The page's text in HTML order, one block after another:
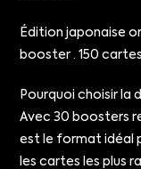
Édition japonaise
booster · 150
Pourquoi choisir la
Avec 30 boosters
est le format idéal
les cartes les plus